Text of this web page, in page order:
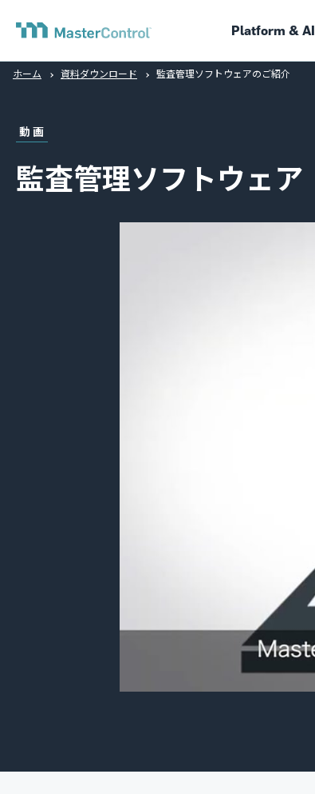
Platform & AI
ホーム 資料ダウンロード 監査管理ソフトウェアのご紹介
動画
監査管理ソフトウェア